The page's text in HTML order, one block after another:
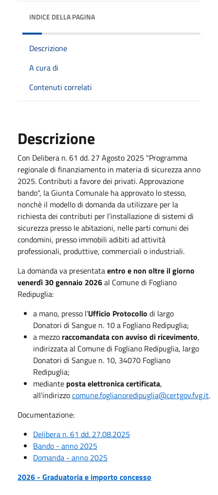
INDICE DELLA PAGINA
Descrizione
A cura di
Contenuti correlati
Descrizione
Con Delibera n. 61 dd. 27 Agosto 2025 "Programma
regionale di finanziamento in materia di sicurezza anno
2025. Contributi a favore dei privati. Approvazione
bando", la Giunta Comunale ha approvato lo stesso,
nonchè il modello di domanda da utilizzare per la
richiesta dei contributi per l’installazione di sistemi di
sicurezza presso le abitazioni, nelle parti comuni dei
condomini, presso immobili adibiti ad attività
professionali, produttive, commerciali o industriali.
La domanda va presentataentro e non oltre il giorno
venerdì 30 gennaio 2026al Comune di Fogliano
Redipuglia:
a mano, presso l’Ufficio Protocollo di largo
Donatori di Sangue n. 10 a Fogliano Redipuglia;
a mezzo raccomandata con avviso di ricevimento,
indirizzata al Comune di Fogliano Redipuglia, largo
Donatori di Sangue n. 10, 34070 Fogliano
Redipuglia;
mediante posta elettronica certificata,
all’indirizzocomune.foglianoredipuglia@certgov.fvg.it.
Documentazione:
Delibera n. 61 dd. 27.08.2025
Bando - anno 2025
Domanda - anno 2025
2026 - Graduatoria e importo concesso